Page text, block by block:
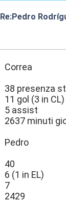
Re:Pedro
Correa
38 presenza
11 gol (3 in CL)
5 assist
2637 minuti
Pedro
40
6 (1 in EL)
7
2429